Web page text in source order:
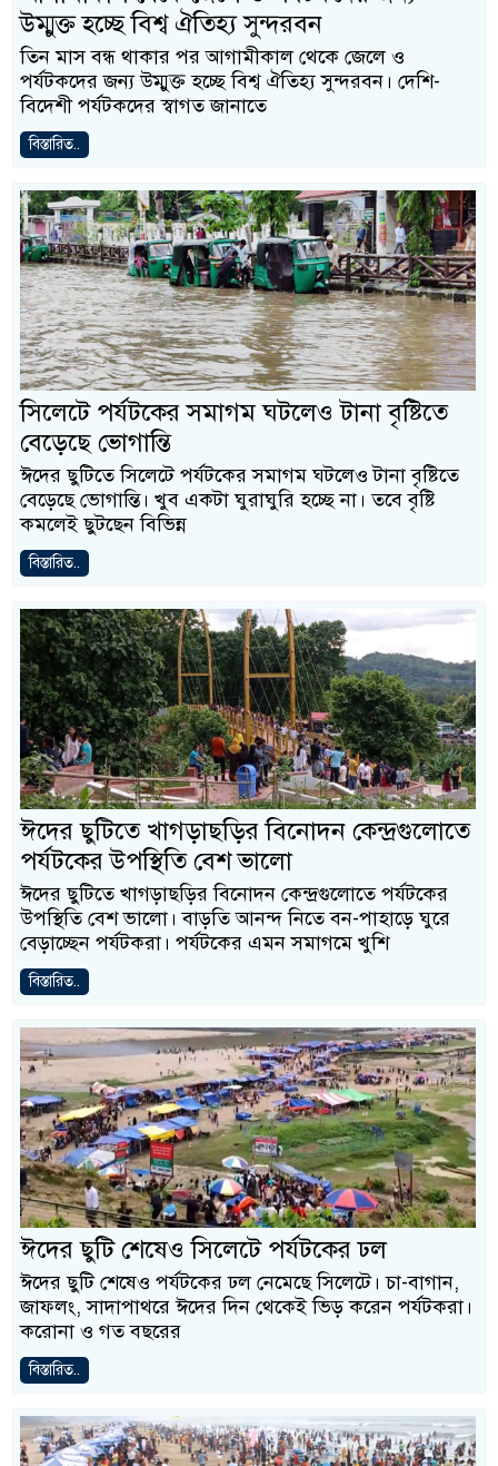
উম্মুক্ত হচ্ছে বিশ্ব ঐতিহ্য সুন্দরবন
তিন মাস বন্ধ থাকার পর আগামীকাল থেকে জেলে ও
পর্যটকদের জন্য উম্মুক্ত হচ্ছে বিশ্ব ঐতিহ্য সুন্দরবন। দেশি-
বিদেশী পর্যটকদের স্বাগত জানাতে
বিস্তারিত..
সিলেটে পর্যটকের সমাগম ঘটলেও টানা বৃষ্টিতে
বেড়েছে ভোগান্তি
ঈদের ছুটিতে সিলেটে পর্যটকের সমাগম ঘটলেও টানা বৃষ্টিতে
বেড়েছে ভোগান্তি। খুব একটা ঘুরাঘুরি হচ্ছে না। তবে বৃষ্টি
কমলেই ছুটছেন বিভিন্ন
বিস্তারিত..
ঈদের ছুটিতে খাগড়াছড়ির বিনোদন কেন্দ্রগুলোতে
পর্যটকের উপস্থিতি বেশ ভালো
ঈদের ছুটিতে খাগড়াছড়ির বিনোদন কেন্দ্রগুলোতে পর্যটকের
উপস্থিতি বেশ ভালো। বাড়তি আনন্দ নিতে বন-পাহাড়ে ঘুরে
বেড়াচ্ছেন পর্যটকরা। পর্যটকের এমন সমাগমে খুশি
বিস্তারিত..
ঈদের ছুটি শেষেও সিলেটে পর্যটকের ঢল
ঈদের ছুটি শেষেও পর্যটকের ঢল নেমেছে সিলেটে। চা-বাগান,
জাফলং, সাদাপাথরে ঈদের দিন থেকেই ভিড় করেন পর্যটকরা।
করোনা ও গত বছরের
বিস্তারিত..